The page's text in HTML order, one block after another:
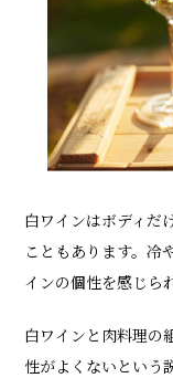
白ワインはボディだ
こともあります。冷
インの個性を感じら
白ワインと肉料理の
性がよくないという